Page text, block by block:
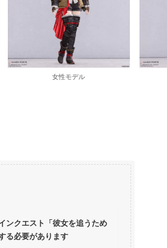
女性モデル
ンクエスト「彼女を追うため
る必要があります